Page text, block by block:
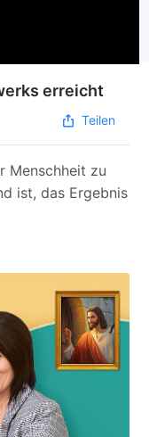
erreicht
Teilen
Menschheit zu
ist, das Ergebnis